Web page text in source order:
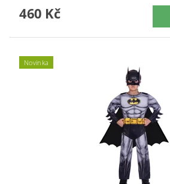
460 Kč
Novinka